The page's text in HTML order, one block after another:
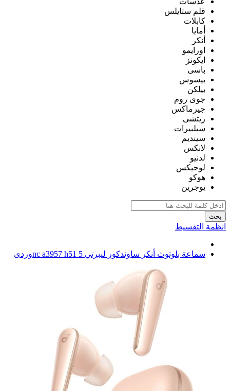
قلم ستايلس
كابلات
أمايا
أنكر
اورايمو
ايكونز
باسى
بيسوس
بيلكن
جوى روم
جيرماكس
ريتشى
سيلبيرات
سينديم
لانكس
لدنيو
لوجيكس
هوكو
يوجرين
بحث
انظمة التقسيط
سماعة بلوتوث أنكر ساوندكور ليبرتي 5 nc a3957 h51وردى